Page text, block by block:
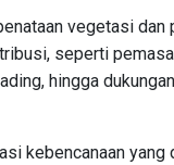
vegetasi dan
seperti
hingga
kebencanaan